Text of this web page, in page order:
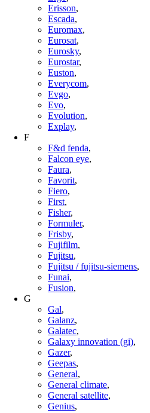
Erisson,
Escada,
Euromax,
Eurosat,
Eurosky,
Eurostar,
Euston,
Everycom,
Evgo,
Evo,
Evolution,
Explay,
F
F&d fenda,
Falcon eye,
Faura,
Favorit,
Fiero,
First,
Fisher,
Formuler,
Frisby,
Fujifilm,
Fujitsu,
Fujitsu / fujitsu-siemens,
Funai,
Fusion,
G
Gal,
Galanz,
Galatec,
Galaxy innovation (gi),
Gazer,
Geepas,
General,
General climate,
General satellite,
Genius,